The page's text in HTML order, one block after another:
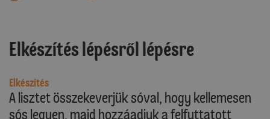
Elkészítés lépésről lépésre
Elkészítés
A lisztet összekeverjük sóval, hogy kellemesen
sós legyen, majd hozzáadjuk a felfuttatott